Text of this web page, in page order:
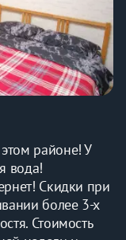
районе! У
вода!
Скидки при
более 3-х
Стоимость